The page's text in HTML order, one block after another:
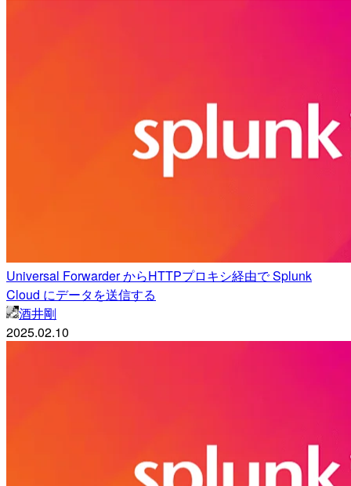
Universal Forwarder からHTTPプロキシ経由で Splunk
Cloud にデータを送信する
酒井剛
2025.02.10